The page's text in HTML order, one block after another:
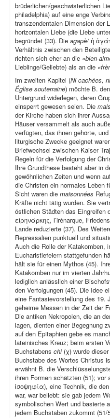
brüderlichen/geschwisterlichen
philadelphia) auf eine enge
transzendentalen Dimension der
horizontalen Liebe (die Liebe
begründet (33). Die agapè/ἡ
Verhältnis zwischen den
richten sich eher an die «bien-
Lieblinge/Geliebte) als an die
Im zweiten Kapitel (Ni cachées,
Église souterraine) möchte B.
Untergrund widerlegen, deren
einsperrt gewesen seien. Die
der Kirche haben sich ihrer
Häuser versammelt als auch
verfügten, das ihnen gehörte,
liturgische Zwecke geeignet
Briefwechsel zwischen Kaiser
Regeln für die Verfolgung der
Ihre Grundthese besteht aber in
gewöhnlichen Zeiten und wenn
die Christen ein normales Leben
Sicht waren die maisonnées
Kräfte nicht tätig wurden. Sie
östlichen Städten das Eingreifen
εἰρηνάρκης, l’irénarque,
Lande reduzierte (37). Des
Repressalien punktuell und
Auch die Rolle der Katakomben,
Eucharistiefeiern stattgefunden
hält sie für einen Mythos (45).
Katakomben nur im vierten
lediglich anlässlich einer
den Verfolgungen (45). Die Idee
eine Fantasievorstellung des 19.
geheime Messen in der Zeit der
Die antiken Nekropolen, die an
lagen, dienten einer Begegnung
auf den Epitaphien gebe es
lateinisches Kreuz; beim ersten
Buchstabens chi (χ) wurde
Buchstabe des Wortes Christus
erwähnt B. die
ihren Formen schätzten (51); vor
ἰσοψηφία), eine Technik, die
war, war beliebt: sie gab jedem
symbolischen Wert und basierte
jedem Buchstaben zukommt (51/